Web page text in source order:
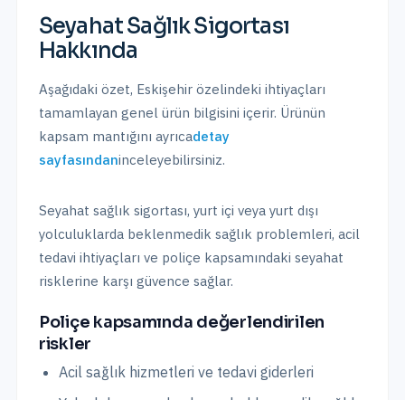
Seyahat Sağlık Sigortası
Hakkında
Aşağıdaki özet, Eskişehir özelindeki ihtiyaçları
tamamlayan genel ürün bilgisini içerir. Ürünün
kapsam mantığını ayrıcadetay
sayfasındaninceleyebilirsiniz.
Seyahat sağlık sigortası, yurt içi veya yurt dışı
yolculuklarda beklenmedik sağlık problemleri, acil
tedavi ihtiyaçları ve poliçe kapsamındaki seyahat
risklerine karşı güvence sağlar.
Poliçe kapsamında değerlendirilen
riskler
Acil sağlık hizmetleri ve tedavi giderleri